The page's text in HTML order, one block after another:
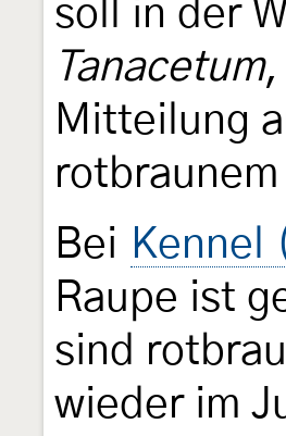
soll in der
Tanacetum,
Mitteilung
Bei Kennel
Raupe ist
sind
wieder im